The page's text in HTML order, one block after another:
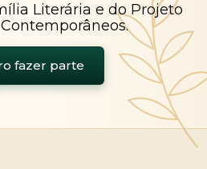
Literária e do Projeto
fazer parte